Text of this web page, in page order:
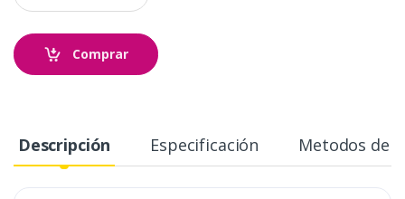
Comprar
Descripción Especificación Metodos de